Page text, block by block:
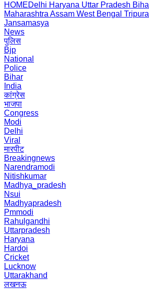
HOMEDelhi Haryana Uttar Pradesh
Maharashtra Assam West Bengal Tripura
Jansamasya
News
पुलिस
Bjp
National
Police
Bihar
India
कांग्रेस
भाजपा
Congress
Modi
Delhi
Viral
मारपीट
Breakingnews
Narendramodi
Nitishkumar
Madhya_pradesh
Nsui
Madhyapradesh
Pmmodi
Rahulgandhi
Uttarpradesh
Haryana
Hardoi
Cricket
Lucknow
Uttarakhand
लखनऊ